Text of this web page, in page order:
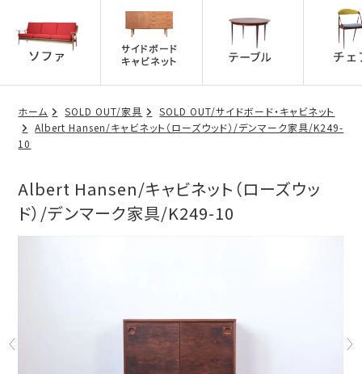
ホーム SOLD OUT/家具
SOLD OUT/サイドボード・キャビネット
Albert Hansen/キャビネット（ローズウッド）/デンマーク家具/K249-
10
Albert Hansen/キャビネット（ローズウッ
ド）/デンマーク家具/K249-10